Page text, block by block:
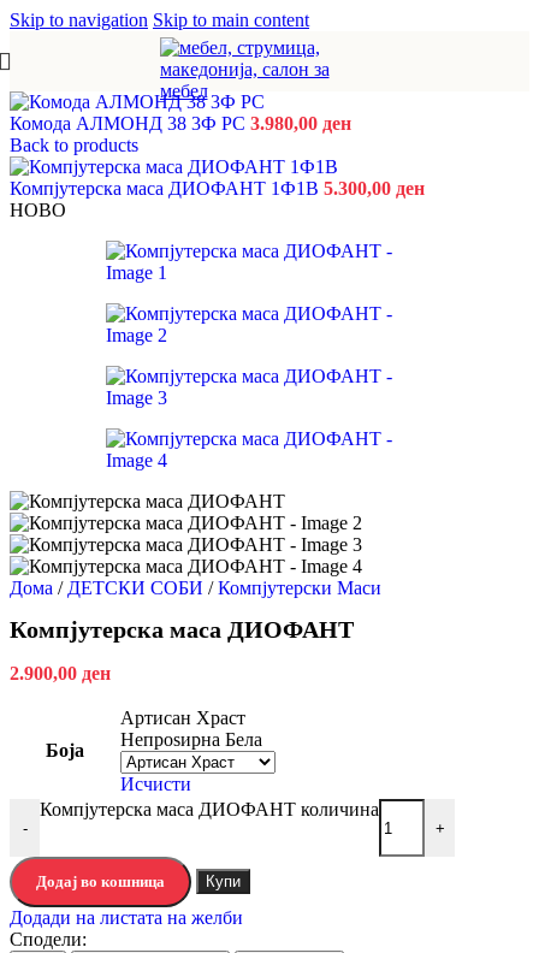
Skip to navigation Skip to main content
Комода АЛМОНД 38 3Ф РС 3.980,00 ден
Back to products
Компјутерска маса ДИОФАНТ 1Ф1В 5.300,00 ден
НОВО
Дома / ДЕТСКИ СОБИ / Компјутерски Маси
Компјутерска маса ДИОФАНТ
2.900,00 ден
Боја
Артисан Храст
Непроѕирна Бела
Исчисти
-
Компјутерска маса ДИОФАНТ количина
+
Додај во кошница Купи
Додади на листата на желби
Сподели: